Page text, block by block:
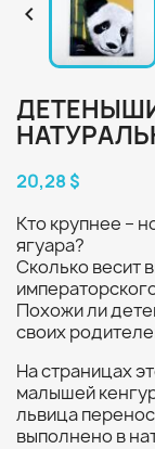

20,28 $
Кто крупнее –
ягуара?
Сколько весит
Похожи ли
своих
На страницах
малышей
львица
выполнено в